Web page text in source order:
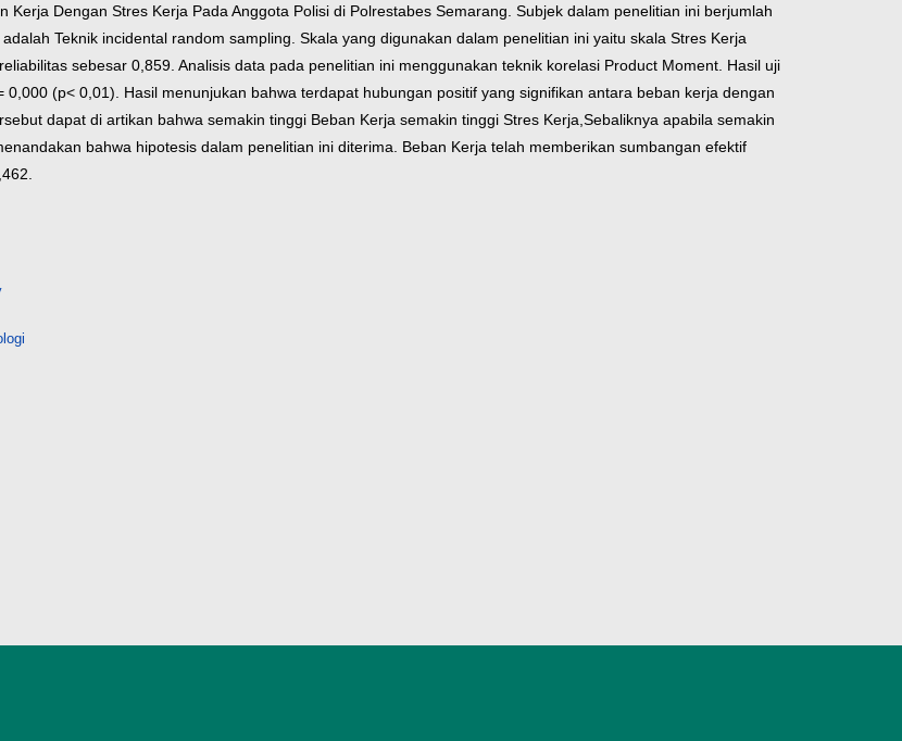
Dengan Stres Kerja Pada Anggota Polisi di Polrestabes Semarang. Subjek dalam penelitian ini berjumlah
Teknik incidental random sampling. Skala yang digunakan dalam penelitian ini yaitu skala Stres Kerja
sebesar 0,859. Analisis data pada penelitian ini menggunakan teknik korelasi Product Moment. Hasil uji
(p< 0,01). Hasil menunjukan bahwa terdapat hubungan positif yang signifikan antara beban kerja dengan
dapat di artikan bahwa semakin tinggi Beban Kerja semakin tinggi Stres Kerja,Sebaliknya apabila semakin
bahwa hipotesis dalam penelitian ini diterima. Beban Kerja telah memberikan sumbangan efektif